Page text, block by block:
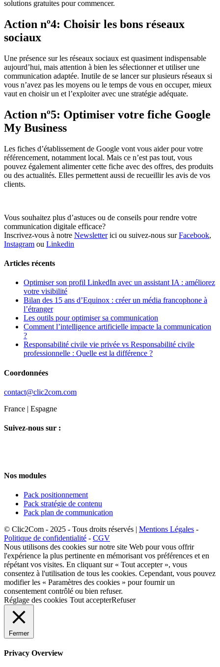
solutions gratuites pour commencer.
Action nº4: Choisir les bons réseaux
sociaux
Une présence sur les réseaux sociaux est quasiment indispensable
aujourd’hui, mais attention à bien les sélectionner et utiliser une
communication adaptée. Inutile de se lancer sur plusieurs réseaux si
vous n’avez pas les moyens ou le temps de vous en occuper, mieux
vaut en choisir un et l’exploiter avec une stratégie adéquate.
Action nº5: Optimiser votre fiche Google
My Business
Les fiches d’établissement de Google vont vous aider pour votre
référencement, notamment local. Mais ce n’est pas tout, vous
pouvez également alimenter cette fiche avec des offres, des produits
ou des actualités. Elles permettent aussi de recueillir les avis de vos
clients.
Vous souhaitez plus d’astuces ou de conseils pour rendre votre
communication digitale efficace?
Inscrivez-vous à notre Newsletterici ou suivez-nous surFacebook,
Instagram ou Linkedin
Articles récents
Optimiser son profil LinkedIn avec un assistant IA : améliorez
votre visibilité
Bilan des 15 ans d’Equinox : créer un média francophone à
l’étranger
Les outils pour optimiser sa communication
Comment l’intelligence artificielle impacte la communication
?
Responsabilité civile vie privée vs Responsabilité civile
professionnelle : Quelle est la différence ?
Coordonnées
contact@clic2com.com
France | Espagne
Suivez-nous sur :
Nos modules
Pack positionnement
Pack stratégie de contenu
Pack plan de communication
© Clic2Com - 2025 - Tous droits réservés | Mentions Légales -
Politique de confidentialité - CGV
Nous utilisons des cookies sur notre site Web pour vous offrir
l'expérience la plus pertinente en mémorisant vos préférences et en
répétant vos visites. En cliquant sur « Tout accepter », vous
consentez à l'utilisation de tous les cookies. Cependant, vous pouvez
modifier les « Paramètres des cookies » pour fournir un
consentement contrôlé ou bien refuser.
Réglage des cookies Tout accepterRefuser
Fermer
Privacy Overview